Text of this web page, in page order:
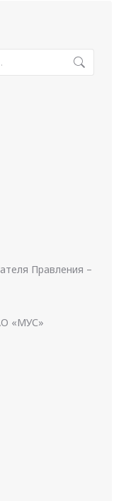
Правления –
«МУС»